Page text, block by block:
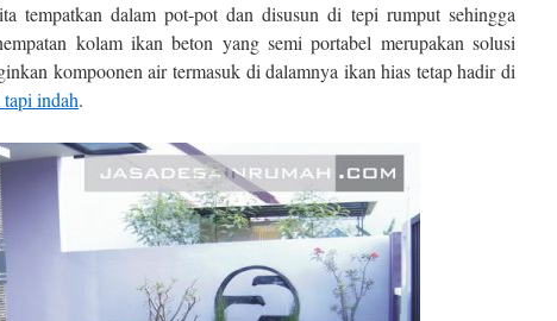
tempatkan dalam pot-pot dan disusun di tepi rumput sehingga
kolam ikan beton yang semi portabel merupakan solusi
kompoonen air termasuk di dalamnya ikan hias tetap hadir di
indah.